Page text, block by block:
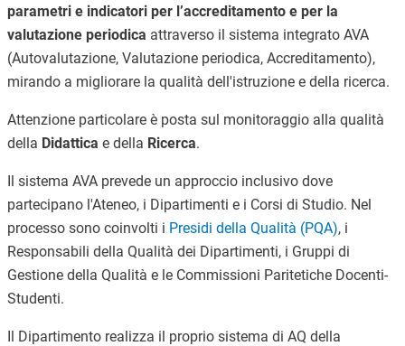
parametri e indicatori per l’accreditamento e per la
valutazione periodica attraverso il sistema integrato AVA
(Autovalutazione, Valutazione periodica, Accreditamento),
mirando a migliorare la qualità dell'istruzione e della ricerca.
Attenzione particolare è posta sul monitoraggio alla qualità
della Didattica e della Ricerca.
Il sistema AVA prevede un approccio inclusivo dove
partecipano l'Ateneo, i Dipartimenti e i Corsi di Studio. Nel
processo sono coinvolti i Presidi della Qualità (PQA), i
Responsabili della Qualità dei Dipartimenti, i Gruppi di
Gestione della Qualità e le Commissioni Paritetiche Docenti-
Studenti.
Il Dipartimento realizza il proprio sistema di AQ della